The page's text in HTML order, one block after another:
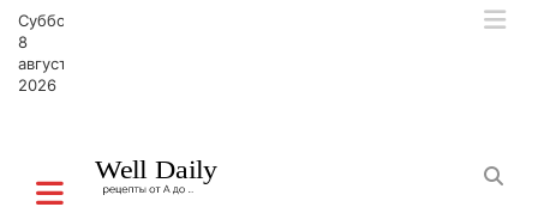
Суббота,
8
августа,
2026